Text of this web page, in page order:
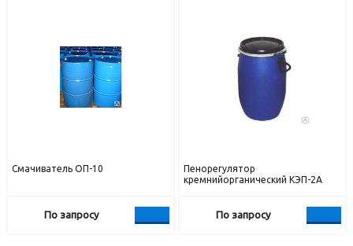
Смачиватель ОП-10
По запросу
Пенорегулятор
кремнийорганический КЭП-2А
По запросу